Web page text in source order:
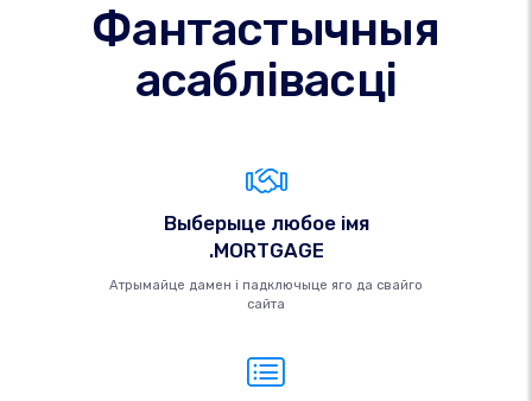
Фантастычныя
асаблівасці
Выберыце любое імя
.MORTGAGE
Атрымайце дамен і падключыце яго да свайго
сайта